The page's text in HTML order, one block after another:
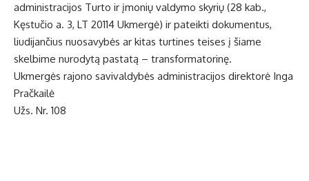
administracijos Turto ir įmonių valdymo skyrių (28 kab.,
Kęstučio a. 3, LT 20114 Ukmergė) ir pateikti dokumentus,
liudijančius nuosavybės ar kitas turtines teises į šiame
skelbime nurodytą pastatą – transformatorinę.
Ukmergės rajono savivaldybės administracijos direktorė Inga
Pračkailė
Užs. Nr. 108